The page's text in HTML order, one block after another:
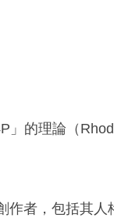
」的理論（
者，包括其人